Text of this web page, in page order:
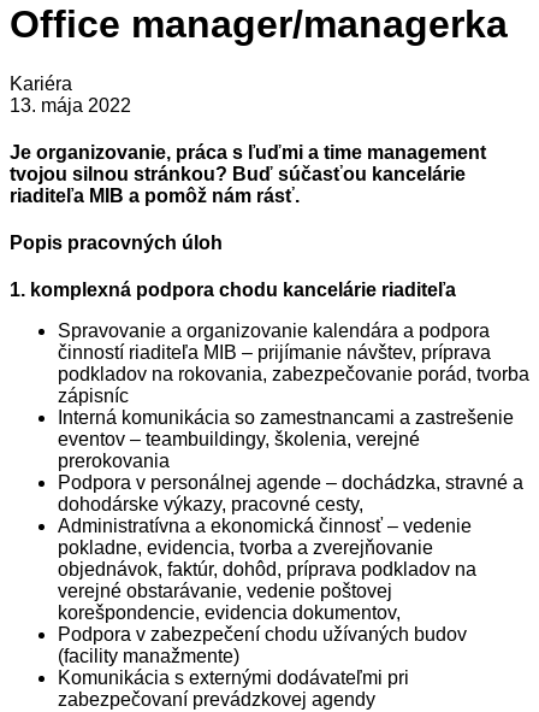
Office manager/managerka
Kariéra
13. mája 2022
Je organizovanie, práca s ľuďmi a time management
tvojou silnou stránkou? Buď súčasťou kancelárie
riaditeľa MIB a pomôž nám rásť.
Popis pracovných úloh
1. komplexná podpora chodu kancelárie riaditeľa
Spravovanie a organizovanie kalendára a podpora
činností riaditeľa MIB – prijímanie návštev, príprava
podkladov na rokovania, zabezpečovanie porád, tvorba
zápisníc
Interná komunikácia so zamestnancami a zastrešenie
eventov – teambuildingy, školenia, verejné
prerokovania
Podpora v personálnej agende – dochádzka, stravné a
dohodárske výkazy, pracovné cesty,
Administratívna a ekonomická činnosť – vedenie
pokladne, evidencia, tvorba a zverejňovanie
objednávok, faktúr, dohôd, príprava podkladov na
verejné obstarávanie, vedenie poštovej
korešpondencie, evidencia dokumentov,
Podpora v zabezpečení chodu užívaných budov
(facility manažmente)
Komunikácia s externými dodávateľmi pri
zabezpečovaní prevádzkovej agendy